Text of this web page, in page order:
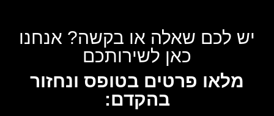
יש לכם שאלה או בקשה? אנחנו
כאן לשירותכם
מלאו פרטים בטופס ונחזור
בהקדם: